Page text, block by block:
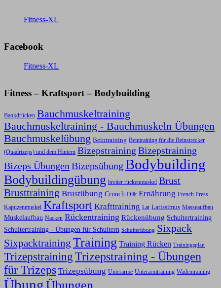
Fitness-XL
Facebook
Fitness-XL
Fitness – Kraftsport – Bodybuilding
Bankdrücken Bauchmuskeltraining
Bauchmuskeltraining - Bauchmuskeln Übungen
Bauchmuskelübung Beintraining Beintraining für die Beinstrecker
(Quadrizeps) und dem Hintern Bizepstraining Bizepstraining
Bizeps Übungen Bizepsübung Bodybuilding
Bodybuildingübung breiter rückenmuskel Brust
Brusttraining Brustübung Crunch Diät Ernährung French Press
Kapuzenmuskel Kraftsport Krafttraining Lat Latissimus Masseaufbau
Muskelaufbau Nacken Rückentraining Rückenübung Schultertraining
Schultertraining - Übungen für Schultern Schulterübung Sixpack
Sixpacktraining Training Training Rücken Trainingsplan
TrizepstrainingTrizepstraining - Übungen
für Trizeps Trizepsübung Unterarme Unterarmtraining Wadentraining
Übung